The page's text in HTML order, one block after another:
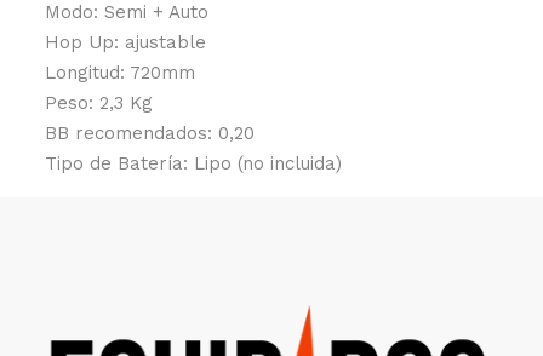
Modo: Semi + Auto
Hop Up: ajustable
Longitud: 720mm
Peso: 2,3 Kg
BB recomendados: 0,20
Tipo de Batería: Lipo (no incluida)